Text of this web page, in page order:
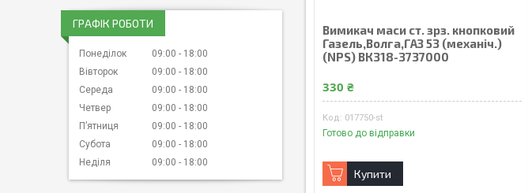
Вимикач маси ст. зрз. кнопковий
Газель,Волга,ГАЗ 53 (механiч.)
(NPS) ВК318-3737000
330 ₴
017750-st
Готово до відправки
Купити
ГРАФІК РОБОТИ
Понеділок 09:00
18:00
Вівторок
09:00
18:00
Середа
09:00
18:00
Четвер
09:00
18:00
Пʼятниця
09:00
18:00
Субота
09:00
18:00
Неділя
09:00 18:00